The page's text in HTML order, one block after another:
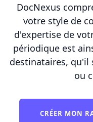
DocNexus
votre style de
d'expertise de
périodique est
destinataires, qu'il
ou
CRÉER MON